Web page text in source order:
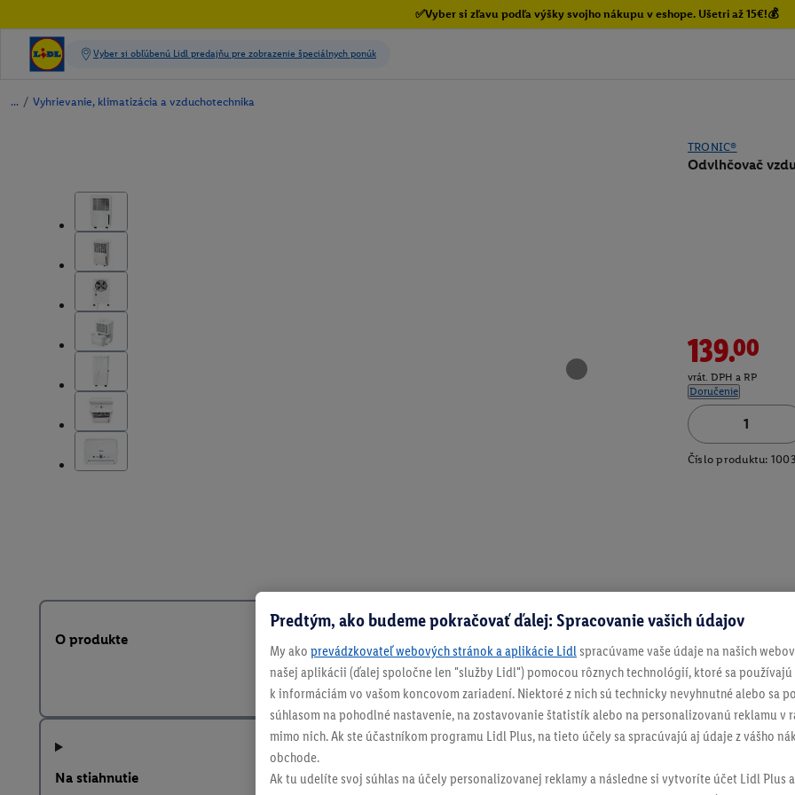
✅Vyber si zľavu podľa výšky svojho nákupu v eshope. Ušetri až 15€!💰
/ Vyhrievanie, klimatizácia a vzduchotechnika
TRONIC®
Odvlhčovač
139.00
vrát. DPH a RP
Doručenie
Číslo produktu:
O produkte
Na stiahnutie
Predtým, ako budeme pokračovať ďalej: Spracovanie vašich údajov
My ako prevádzkovateľ webových stránok a aplikácie Lidl spracúvame vaše údaje na našich
našej aplikácii (ďalej spoločne len "služby Lidl") pomocou rôznych technológií, ktoré sa
k informáciám vo vašom koncovom zariadení. Niektoré z nich sú technicky nevyhnutné alebo sa
súhlasom na pohodlné nastavenie, na zostavovanie štatistík alebo na personalizovanú reklamu v
mimo nich. Ak ste účastníkom programu Lidl Plus, na tieto účely sa spracúvajú aj údaje z vášho
obchode.
Ak tu udelíte svoj súhlas na účely personalizovanej reklamy a následne si vytvoríte účet Lidl Plus